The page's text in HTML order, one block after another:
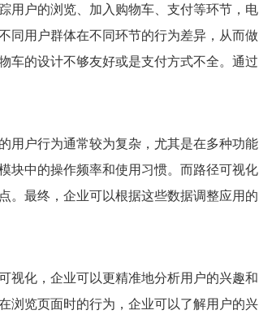
用户的浏览、加入购物车、支付等环节，电
同用户群体在不同环节的行为差异，从而做
车的设计不够友好或是支付方式不全。通过
用户行为通常较为复杂，尤其是在多种功能
块中的操作频率和使用习惯。而路径可视化
。最终，企业可以根据这些数据调整应用的
视化，企业可以更精准地分析用户的兴趣和
浏览页面时的行为，企业可以了解用户的兴